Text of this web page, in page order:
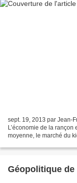
sept. 19, 2013 par Jean-
L’économie de la
moyenne, le marché du
Géopolitique